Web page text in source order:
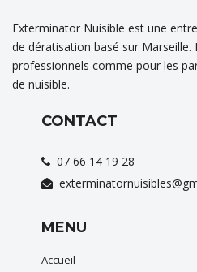
Exterminator Nuisible est une
de dératisation basé sur
professionnels comme pour les
de nuisible.
CONTACT
07 66 14 19 28
MENU
Accueil